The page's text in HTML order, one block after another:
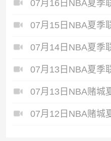
07月15日NBA夏季
07月14日NBA夏季
07月13日NBA夏季